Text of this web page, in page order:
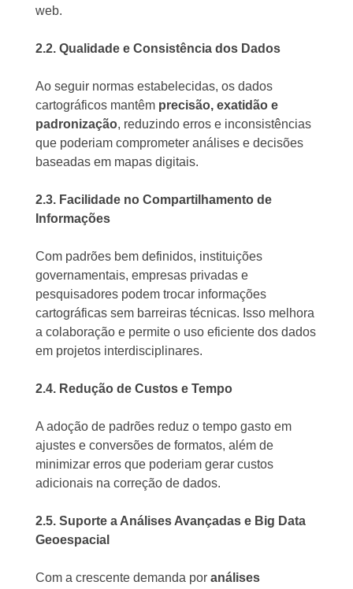
web.
2.2. Qualidade e Consistência dos Dados
Ao seguir normas estabelecidas, os dados
cartográficos mantêm precisão, exatidão e
padronização, reduzindo erros e inconsistências
que poderiam comprometer análises e decisões
baseadas em mapas digitais.
2.3. Facilidade no Compartilhamento de
Informações
Com padrões bem definidos, instituições
governamentais, empresas privadas e
pesquisadores podem trocar informações
cartográficas sem barreiras técnicas. Isso melhora
a colaboração e permite o uso eficiente dos dados
em projetos interdisciplinares.
2.4. Redução de Custos e Tempo
A adoção de padrões reduz o tempo gasto em
ajustes e conversões de formatos, além de
minimizar erros que poderiam gerar custos
adicionais na correção de dados.
2.5. Suporte a Análises Avançadas e Big Data
Geoespacial
Com a crescente demanda por análises